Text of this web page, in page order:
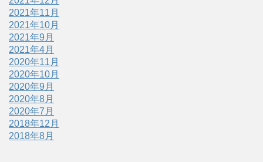
2021年11月
2021年10月
2021年9月
2021年4月
2020年11月
2020年10月
2020年9月
2020年8月
2020年7月
2018年12月
2018年8月